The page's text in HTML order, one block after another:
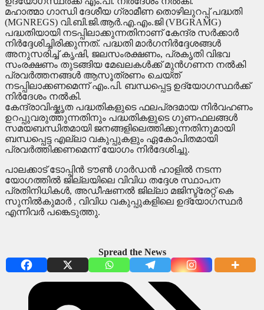
മഹാത്മാ ഗാന്ധി ദേശീയ ഗ്രാമീണ തൊഴിലുറപ്പ് പദ്ധതി
(MGNREGS) വി.ബി.ജി.ആർ.എ.എം.ജി (VBGRAMG)
പദ്ധതിയായി നടപ്പിലാക്കുന്നതിനാണ് കേന്ദ്ര സർക്കാർ
നിർദ്ദേശിച്ചിരിക്കുന്നത്. പദ്ധതി മാർഗനിർദ്ദേശങ്ങൾ
അനുസരിച്ച് കൃഷി, ജലസംരക്ഷണം, പ്രകൃതി വിഭവ
സംരക്ഷണം തുടങ്ങിയ മേഖലകൾക്ക് മുൻഗണന നൽകി
പ്രവർത്തനങ്ങൾ ആസൂത്രണം ചെയ്ത്
നടപ്പിലാക്കണമെന്ന് എം.പി. ബന്ധപ്പെട്ട ഉദ്യോഗസ്ഥർക്ക്
നിർദേശം നൽകി.
കേന്ദ്രാവിഷ്കൃത പദ്ധതികളുടെ ഫലപ്രദമായ നിർവഹണം
ഉറപ്പുവരുത്തുന്നതിനും പദ്ധതികളുടെ ഗുണഫലങ്ങൾ
സമയബന്ധിതമായി ജനങ്ങളിലെത്തിക്കുന്നതിനുമായി
ബന്ധപ്പെട്ട എല്ലാ വകുപ്പുകളും ഏകോപിതമായി
പ്രവർത്തിക്കണമെന്ന് യോഗം നിർദേശിച്ചു.
പാലക്കാട് ടോപ്പിൻ ടൗൺ ഗാർഡൻ ഹാളിൽ നടന്ന
യോഗത്തിൽ ജില്ലയിലെ വിവിധ തദ്ദേശ സ്ഥാപന
പ്രതിനിധികൾ, അഡീഷണൽ ജില്ലാ മജിസ്ട്രേറ്റ് കെ
സുനിൽകുമാർ , വിവിധ വകുപ്പുകളിലെ ഉദ്യോഗസ്ഥർ
എന്നിവർ പങ്കെടുത്തു.
Spread the News